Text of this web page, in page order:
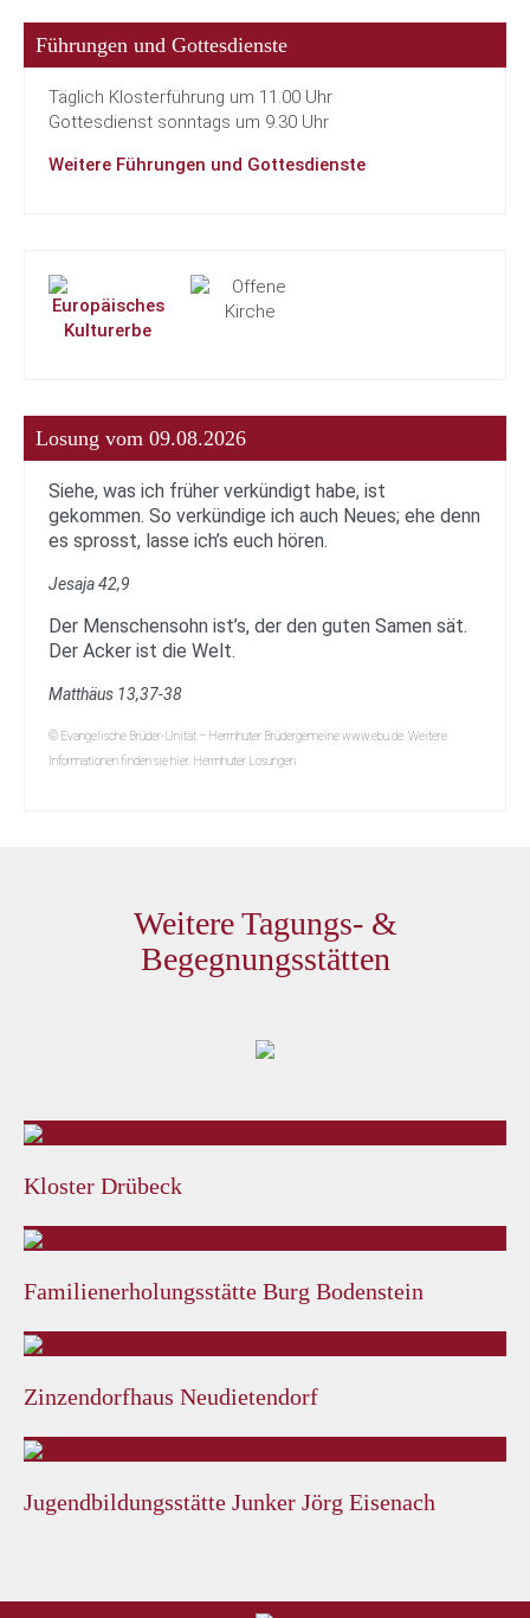
Führungen und Gottesdienste
Täglich Klosterführung um 11.00 Uhr
Gottesdienst sonntags um 9.30 Uhr
Weitere Führungen und Gottesdienste
Losung vom 09.08.2026
Siehe, was ich früher verkündigt habe, ist
gekommen. So verkündige ich auch Neues; ehe denn
es sprosst, lasse ich’s euch hören.
Jesaja 42,9
Der Menschensohn ist’s, der den guten Samen sät.
Der Acker ist die Welt.
Matthäus 13,37-38
© Evangelische Brüder-Unität – Herrnhuter Brüdergemeine www.ebu.de. Weitere
Informationen finden sie hier. Herrnhuter Losungen
Weitere Tagungs- &
Begegnungsstätten
Kloster Drübeck
Familienerholungsstätte Burg Bodenstein
Zinzendorfhaus Neudietendorf
Jugendbildungsstätte Junker Jörg Eisenach